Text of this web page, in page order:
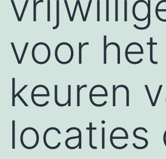
voor het
keuren
locaties